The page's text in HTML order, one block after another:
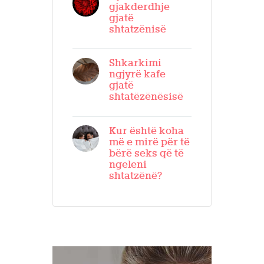
gjakderdhje
gjatë
shtatzënisë
Shkarkimi
ngjyrë kafe
gjatë
shtatëzënësisë
Kur është koha
më e mirë për të
bërë seks që të
ngeleni
shtatzënë?